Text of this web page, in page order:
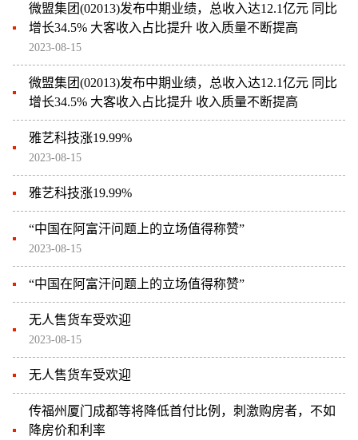
微盟集团(02013)发布中期业绩，总收入达12.1亿元 同比
增长34.5% 大客收入占比提升 收入质量不断提高
2023-08-15
微盟集团(02013)发布中期业绩，总收入达12.1亿元 同比
增长34.5% 大客收入占比提升 收入质量不断提高
雅艺科技涨19.99%
2023-08-15
雅艺科技涨19.99%
“中国在阿富汗问题上的立场值得称赞”
2023-08-15
“中国在阿富汗问题上的立场值得称赞”
无人售货车受欢迎
2023-08-15
无人售货车受欢迎
传福州厦门成都等将降低首付比例，刺激购房者，不如
降房价和利率